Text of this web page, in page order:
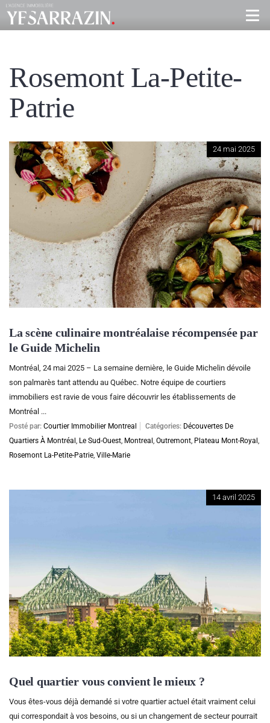
Rosemont La-Petite-
Patrie
24 mai 2025
La scène culinaire montréalaise récompensée par
le Guide Michelin
Montréal, 24 mai 2025 – La semaine dernière, le Guide Michelin dévoile
son palmarès tant attendu au Québec. Notre équipe de courtiers
immobiliers est ravie de vous faire découvrir les établissements de
Montréal ...
Posté par: Courtier Immobilier Montreal Catégories: Découvertes De
Quartiers À Montréal , Le Sud-Ouest, Montreal , Outremont, Plateau Mont-Royal ,
Rosemont La-Petite-Patrie, Ville-Marie
14 avril 2025
Quel quartier vous convient le mieux ?
Vous êtes-vous déjà demandé si votre quartier actuel était vraiment celui
qui correspondait à vos besoins, ou si un changement de secteur pourrait